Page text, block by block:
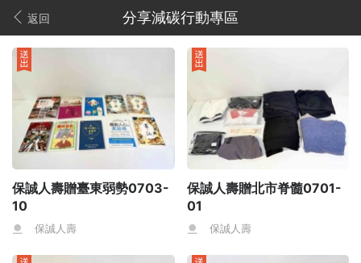
返回 分享減碳行動專區
保誠人壽贈臺東弱勢0703-
10
保誠人壽
保誠人壽贈北市脊髓0701-
01
保誠人壽